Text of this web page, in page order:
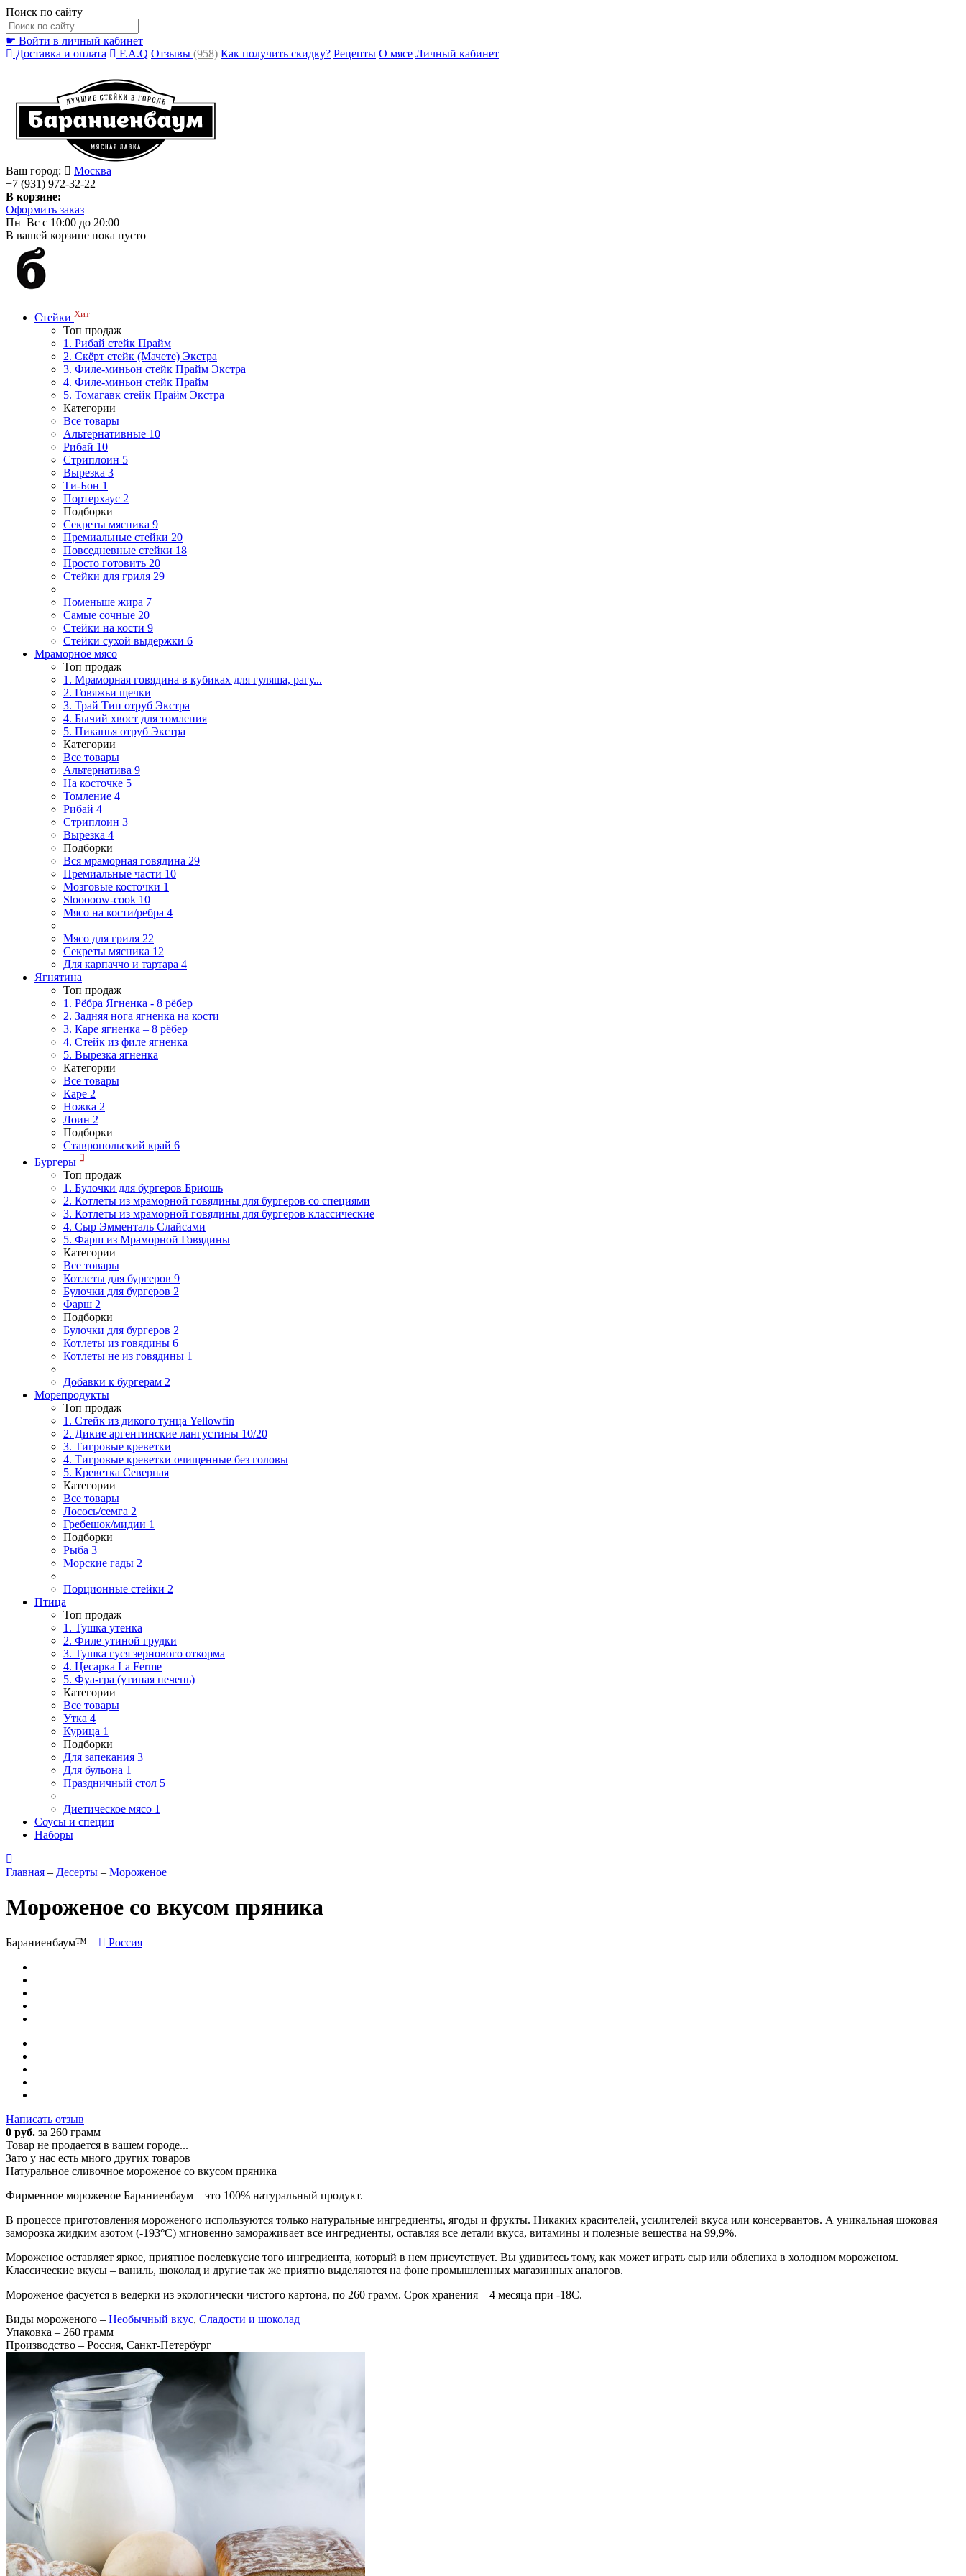
Поиск по сайту
☛ Войти в личный кабинет
Доставка и оплата
F.A.Q Отзывы (958) Как получить скидку? Рецепты О мясе Личный кабинет
Ваш город:
Москва
+7 (931) 972-32-22
В корзине:
Оформить заказ
Пн–Вс с 10:00 до 20:00
В вашей корзине пока пусто
Стейки Хит
Топ продаж
1. Рибай cтейк Прайм
2. Скёрт стейк (Мачете) Экстра
3. Филе-миньон стейк Прайм Экстра
4. Филе-миньон стейк Прайм
5. Томагавк стейк Прайм Экстра
Категории
Все товары
Альтернативные 10
Рибай 10
Стриплоин 5
Вырезка 3
Ти-Бон 1
Портерхаус 2
Подборки
Секреты мясника 9
Премиальные стейки 20
Повседневные стейки 18
Просто готовить 20
Стейки для гриля 29
Поменьше жира 7
Самые сочные 20
Стейки на кости 9
Стейки сухой выдержки 6
Мраморное мясо
Топ продаж
1. Мраморная говядина в кубиках для гуляша, рагу...
2. Говяжьи щечки
3. Трай Тип отруб Экстра
4. Бычий хвост для томления
5. Пиканья отруб Экстра
Категории
Все товары
Альтернатива 9
На косточке 5
Томление 4
Рибай 4
Стриплоин 3
Вырезка 4
Подборки
Вся мраморная говядина 29
Премиальные части 10
Мозговые косточки 1
Slooooow-cook 10
Мясо на кости/ребра 4
Мясо для гриля 22
Секреты мясника 12
Для карпаччо и тартара 4
Ягнятина
Топ продаж
1. Рёбра Ягненка - 8 рёбер
2. Задняя нога ягненка на кости
3. Каре ягненка – 8 рёбер
4. Стейк из филе ягненка
5. Вырезка ягненка
Категории
Все товары
Каре 2
Ножка 2
Лоин 2
Подборки
Ставропольский край 6
Бургеры
Топ продаж
1. Булочки для бургеров Бриошь
2. Котлеты из мраморной говядины для бургеров со специями
3. Котлеты из мраморной говядины для бургеров классические
4. Сыр Эмменталь Слайсами
5. Фарш из Мраморной Говядины
Категории
Все товары
Котлеты для бургеров 9
Булочки для бургеров 2
Фарш 2
Подборки
Булочки для бургеров 2
Котлеты из говядины 6
Котлеты не из говядины 1
Добавки к бургерам 2
Морепродукты
Топ продаж
1. Стейк из дикого тунца Yellowfin
2. Дикие аргентинские лангустины 10/20
3. Тигровые креветки
4. Тигровые креветки очищенные без головы
5. Креветка Cеверная
Категории
Все товары
Лосось/семга 2
Гребешок/мидии 1
Подборки
Рыба 3
Морские гады 2
Порционные стейки 2
Птица
Топ продаж
1. Тушка утенка
2. Филе утиной грудки
3. Тушка гуся зернового откорма
4. Цесарка La Ferme
5. Фуа-гра (утиная печень)
Категории
Все товары
Утка 4
Курица 1
Подборки
Для запекания 3
Для бульона 1
Праздничный стол 5
Диетическое мясо 1
Соусы и специи
Наборы
Главная – Десерты – Мороженое
Мороженое со вкусом пряника
Бараниенбаум™ – Россия
Написать отзыв
0 руб. за 260 грамм
Товар не продается в вашем городе...
Зато у нас есть много других товаров
Натуральное сливочное мороженое со вкусом пряника
Фирменное мороженое Бараниенбаум – это 100% натуральный продукт.
В процессе приготовления мороженого используются только натуральные ингредиенты, ягоды и фрукты. Никаких красителей, усилителей вкуса или консервантов. А уникальная шоковая
заморозка жидким азотом (-193°C) мгновенно замораживает все ингредиенты, оставляя все детали вкуса, витамины и полезные вещества на 99,9%.
Мороженое оставляет яркое, приятное послевкусие того ингредиента, который в нем присутствует. Вы удивитесь тому, как может играть сыр или облепиха в холодном мороженом.
Классические вкусы – ваниль, шоколад и другие так же приятно выделяются на фоне промышленных магазинных аналогов.
Мороженое фасуется в ведерки из экологически чистого картона, по 260 грамм. Срок хранения – 4 месяца при -18С.
Виды мороженого – Необычный вкус, Сладости и шоколад
Упаковка – 260 грамм
Производство – Россия, Санкт-Петербург